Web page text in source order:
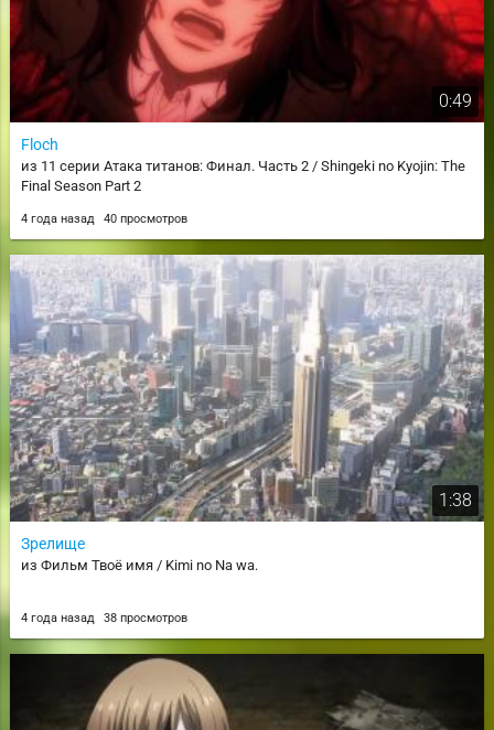
0:49
Floch
из 11 серии Атака титанов: Финал. Часть 2 / Shingeki no Kyojin: The
Final Season Part 2
4 года назад 40 просмотров
1:38
Зрелище
из Фильм Твоё имя / Kimi no Na wa.
4 года назад 38 просмотров